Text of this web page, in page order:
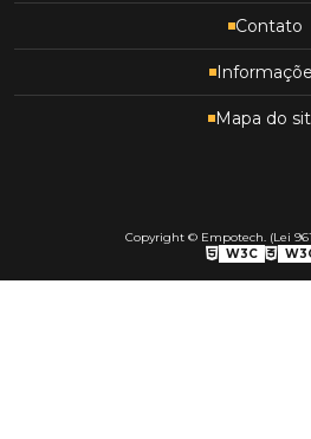
Contato
Mapa do
Copyright © Empotech. (Lei
W3C